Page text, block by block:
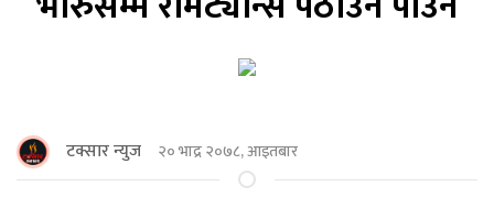
टक्सार न्युज २० भाद्र २०७८, आइतबार